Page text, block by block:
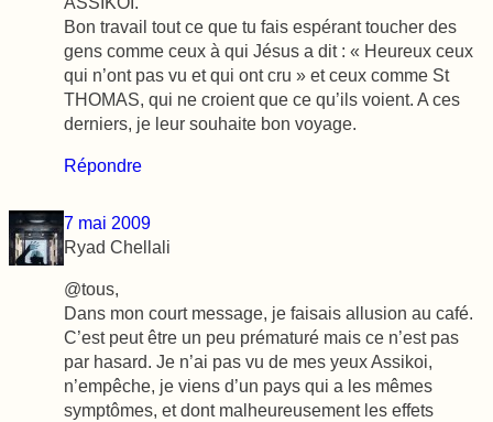
Bon travail tout ce que tu fais espérant toucher des
gens comme ceux à qui Jésus a dit : « Heureux ceux
qui n’ont pas vu et qui ont cru » et ceux comme St
THOMAS, qui ne croient que ce qu’ils voient. A ces
derniers, je leur souhaite bon voyage.
Répondre
7 mai 2009
Ryad Chellali
@tous,
Dans mon court message, je faisais allusion au café.
C’est peut être un peu prématuré mais ce n’est pas
par hasard. Je n’ai pas vu de mes yeux Assikoi,
n’empêche, je viens d’un pays qui a les mêmes
symptômes, et dont malheureusement les effets